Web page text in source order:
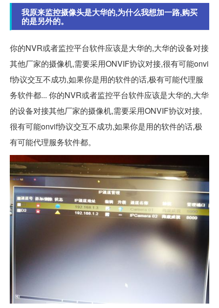
我原来监控摄像头是大华的,为什么我想加一路,购买
的是另外的。
你的NVR或者监控平台软件应该是大华的,大华的设备对接
其他厂家的摄像机,需要采用ONVIF协议对接,很有可能onvi
f协议交互不成功,如果你是用的软件的话,极有可能代理服
务软件都... 你的NVR或者监控平台软件应该是大华的,大华
的设备对接其他厂家的摄像机,需要采用ONVIF协议对接,
很有可能onvif协议交互不成功,如果你是用的软件的话,极
有可能代理服务软件都。